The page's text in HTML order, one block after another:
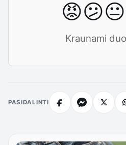
😡😕😐
Kraunami
PASIDALINTI